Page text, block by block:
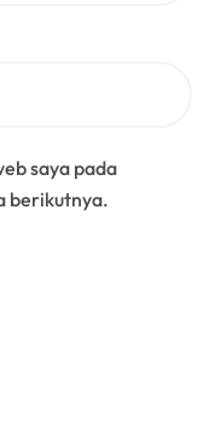
saya pada
berikutnya.